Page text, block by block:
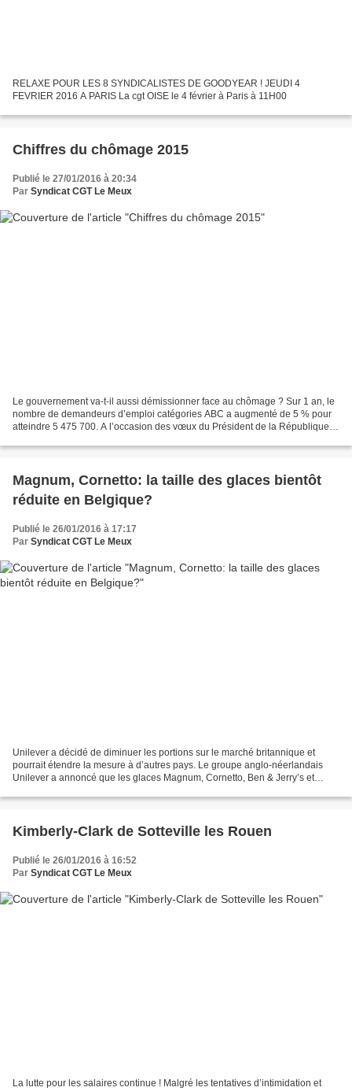
RELAXE POUR LES 8 SYNDICALISTES DE GOODYEAR ! JEUDI 4
FEVRIER 2016 A PARIS La cgt OISE le 4 février à Paris à 11H00
Chiffres du chômage 2015
Publié le 27/01/2016 à 20:34
Par Syndicat CGT Le Meux
Le gouvernement va-t-il aussi démissionner face au chômage ? Sur 1 an, le
nombre de demandeurs d’emploi catégories ABC a augmenté de 5 % pour
atteindre 5 475 700. A l’occasion des vœux du Président de la République
Magnum, Cornetto: la taille des glaces bientôt
réduite en Belgique?
Publié le 26/01/2016 à 17:17
Par Syndicat CGT Le Meux
Unilever a décidé de diminuer les portions sur le marché britannique et
pourrait étendre la mesure à d’autres pays. Le groupe anglo-néerlandais
Unilever a annoncé que les glaces Magnum, Cornetto, Ben & Jerry’s et
Kimberly-Clark de Sotteville les Rouen
Publié le 26/01/2016 à 16:52
Par Syndicat CGT Le Meux
La lutte pour les salaires continue ! Malgré les tentatives d’intimidation et